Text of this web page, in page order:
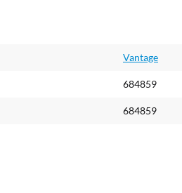
Vantage
684859
684859